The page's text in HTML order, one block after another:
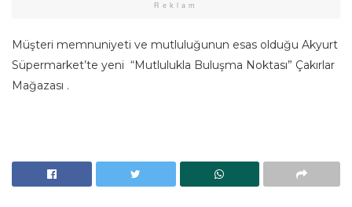
Reklam
Müşteri memnuniyeti ve mutluluğunun esas olduğu Akyurt
Süpermarket’te yeni “Mutlulukla Buluşma Noktası” Çakırlar
Mağazası .